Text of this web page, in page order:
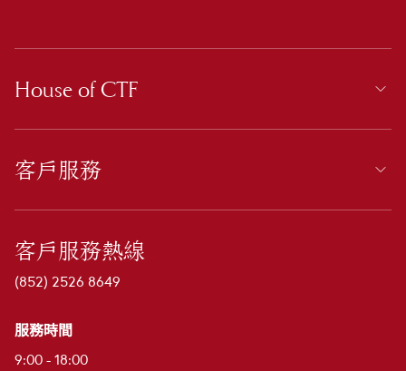
House of CTF
客戶服務
客戶服務熱線
(852) 2526 8649
服務時間
9:00 - 18:00